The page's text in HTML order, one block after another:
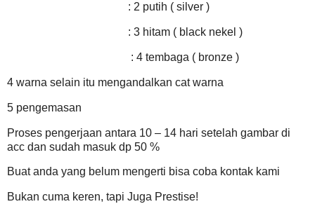
: 2 putih ( silver )
: 3 hitam ( black nekel )
: 4 tembaga ( bronze )
4 warna selain itu mengandalkan cat warna
5 pengemasan
Proses pengerjaan antara 10 – 14 hari setelah gambar di
acc dan sudah masuk dp 50 %
Buat anda yang belum mengerti bisa coba kontak kami
Bukan cuma keren, tapi Juga Prestise!